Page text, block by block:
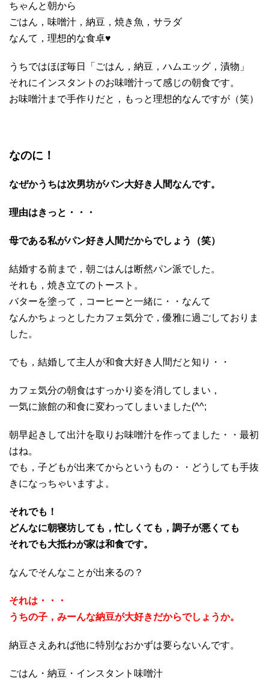
ちゃんと朝から
ごはん，味噌汁，納豆，焼き魚，サラダ
なんて，理想的な食卓♥
うちではほぼ毎日「ごはん，納豆，ハムエッグ，漬物」
それにインスタントのお味噌汁って感じの朝食です。
お味噌汁まで手作りだと，もっと理想的なんですが（笑）
なのに！
なぜかうちは次男坊がパン大好き人間なんです。
理由はきっと・・・
母である私がパン好き人間だからでしょう（笑）
結婚する前まで，朝ごはんは断然パン派でした。
それも，焼き立てのトースト。
バターを塗って，コーヒーと一緒に・・なんて
なんかちょっとしたカフェ気分で，優雅に過ごしておりま
した。
でも，結婚して主人が和食大好き人間だと知り・・
カフェ気分の朝食はすっかり姿を消してしまい，
一気に旅館の和食に変わってしまいました(^^;
朝早起きして出汁を取りお味噌汁を作ってました・・最初
はね。
でも，子どもが出来てからというもの・・どうしても手抜
きになっちゃいますよ。
それでも！
どんなに朝寝坊しても，忙しくても，調子が悪くても
それでも大抵わが家は和食です。
なんでそんなことが出来るの？
それは・・・
うちの子，みーんな納豆が大好きだからでしょうか。
納豆さえあれば他に特別なおかずは要らないんです。
ごはん・納豆・インスタント味噌汁